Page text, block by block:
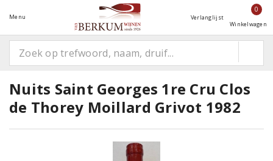
Menu Verlanglijst
0
Winkelwagen
Nuits Saint Georges 1re Cru Clos
de Thorey Moillard Grivot 1982